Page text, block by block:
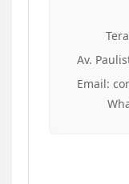
Av.
Email: